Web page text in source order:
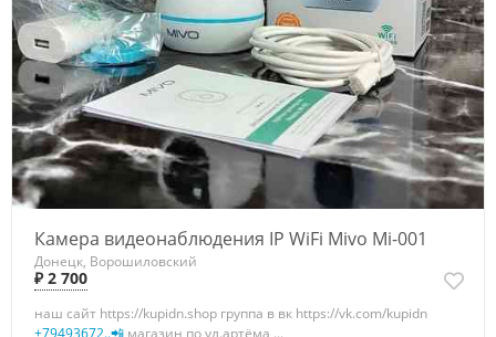
Камера видеонаблюдения IP WiFi Mivo Mi-001
Донецк, Ворошиловский
₽ 2 700
наш сайт https://kupidn.shop группа в вк https://vk.com/kupidn
+79493672..📲 магазин по ул.артёма,...